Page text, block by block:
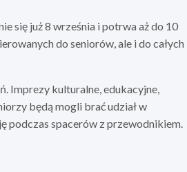
się już 8 września i potrwa aż do 10
do seniorów, ale i do całych
Imprezy kulturalne, edukacyjne,
będą mogli brać udział w
podczas spacerów z przewodnikiem.